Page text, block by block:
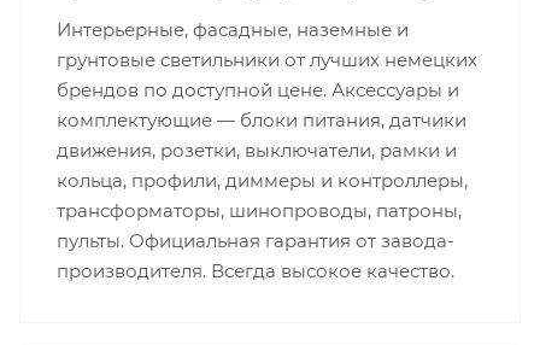
Интерьерные, фасадные, наземные и
грунтовые светильники от лучших немецких
брендов по доступной цене. Аксессуары и
комплектующие — блоки питания, датчики
движения, розетки, выключатели, рамки и
кольца, профили, диммеры и контроллеры,
трансформаторы, шинопроводы, патроны,
пульты. Официальная гарантия от завода-
производителя. Всегда высокое качество.